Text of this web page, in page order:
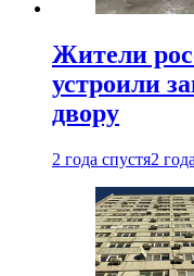
Жители
устроили
двору
2 года спустя2